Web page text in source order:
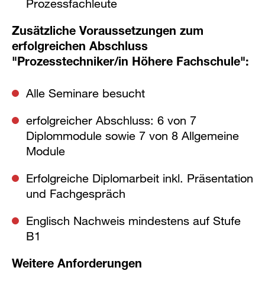
Prozessfachleute
Zusätzliche Voraussetzungen zum
erfolgreichen Abschluss
"Prozesstechniker/in Höhere Fachschule":
Alle Seminare besucht
erfolgreicher Abschluss: 6 von 7
Diplommodule sowie 7 von 8 Allgemeine
Module
Erfolgreiche Diplomarbeit inkl. Präsentation
und Fachgespräch
Englisch Nachweis mindestens auf Stufe
B1
Weitere Anforderungen